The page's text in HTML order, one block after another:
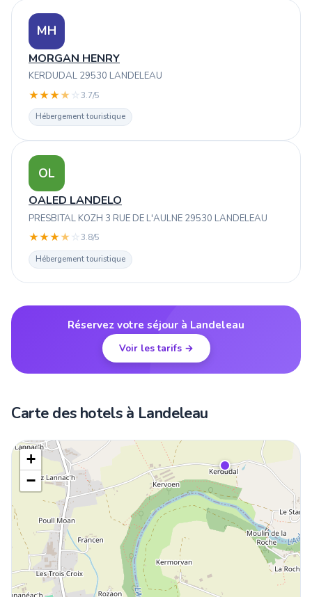
MH
MORGAN HENRY
KERDUDAL 29530 LANDELEAU
★★★★ ☆3.7/5
Hébergement touristique
OL
OALED LANDELO
PRESBITAL KOZH 3 RUE DE L'AULNE 29530 LANDELEAU
★★★★ ☆3.8/5
Hébergement touristique
Réservez votre séjour à Landeleau
Voir les tarifs →
Carte des hotels à Landeleau
+
−